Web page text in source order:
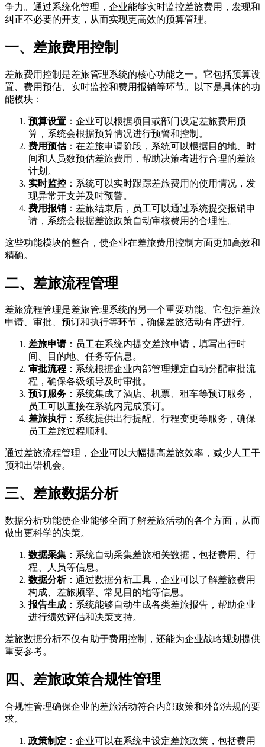
争力。通过系统化管理，企业能够实时监控差旅费用，发现和
纠正不必要的开支，从而实现更高效的预算管理。
一、差旅费用控制
差旅费用控制是差旅管理系统的核心功能之一。它包括预算设
置、费用预估、实时监控和费用报销等环节。以下是具体的功
能模块：
预算设置 ：企业可以根据项目或部门设定差旅费用预
算，系统会根据预算情况进行预警和控制。
费用预估：在差旅申请阶段，系统可以根据目的地、时
间和人员数预估差旅费用，帮助决策者进行合理的差旅
计划。
实时监控 ：系统可以实时跟踪差旅费用的使用情况，发
现异常开支并及时预警。
费用报销 ：差旅结束后，员工可以通过系统提交报销申
请，系统会根据差旅政策自动审核费用的合理性。
这些功能模块的整合，使企业在差旅费用控制方面更加高效和
精确。
二、差旅流程管理
差旅流程管理是差旅管理系统的另一个重要功能。它包括差旅
申请、审批、预订和执行等环节，确保差旅活动有序进行。
差旅申请：员工在系统内提交差旅申请，填写出行时
间、目的地、任务等信息。
审批流程 ：系统根据企业内部管理规定自动分配审批流
程，确保各级领导及时审批。
预订服务 ：系统集成了酒店、机票、租车等预订服务，
员工可以直接在系统内完成预订。
差旅执行：系统提供出行提醒、行程变更等服务，确保
员工差旅过程顺利。
通过差旅流程管理，企业可以大幅提高差旅效率，减少人工干
预和出错机会。
三、差旅数据分析
数据分析功能使企业能够全面了解差旅活动的各个方面，从而
做出更科学的决策。
数据采集 ：系统自动采集差旅相关数据，包括费用、行
程、人员等信息。
数据分析：通过数据分析工具，企业可以了解差旅费用
构成、差旅频率、常见目的地等信息。
报告生成 ：系统能够自动生成各类差旅报告，帮助企业
进行绩效评估和决策支持。
差旅数据分析不仅有助于费用控制，还能为企业战略规划提供
重要参考。
四、差旅政策合规性管理
合规性管理确保企业的差旅活动符合内部政策和外部法规的要
求。
政策制定 ：企业可以在系统中设定差旅政策，包括费用